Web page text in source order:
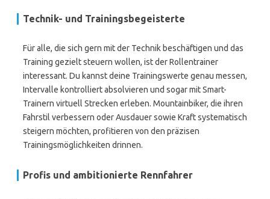
Technik- und Trainingsbegeisterte
Für alle, die sich gern mit der Technik beschäftigen und das
Training gezielt steuern wollen, ist der Rollentrainer
interessant. Du kannst deine Trainingswerte genau messen,
Intervalle kontrolliert absolvieren und sogar mit Smart-
Trainern virtuell Strecken erleben. Mountainbiker, die ihren
Fahrstil verbessern oder Ausdauer sowie Kraft systematisch
steigern möchten, profitieren von den präzisen
Trainingsmöglichkeiten drinnen.
Profis und ambitionierte Rennfahrer